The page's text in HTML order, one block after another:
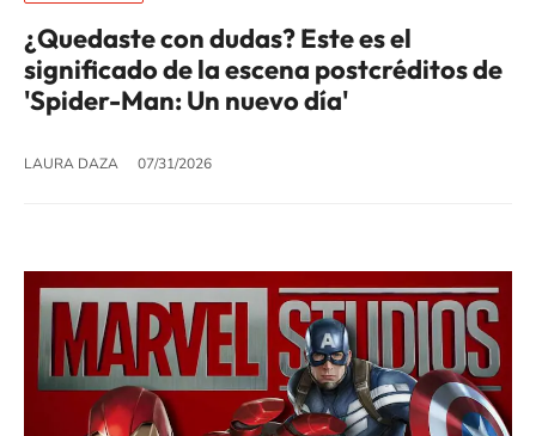
¿Quedaste con dudas? Este es el
significado de la escena postcréditos de
'Spider-Man: Un nuevo día'
LAURA DAZA 07/31/2026